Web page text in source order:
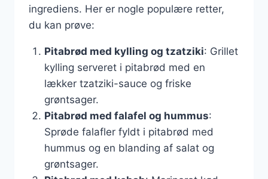
ingrediens. Her er nogle populære retter,
du kan prøve:
Pitabrød med kylling og tzatziki: Grillet
kylling serveret i pitabrød med en
lækker tzatziki-sauce og friske
grøntsager.
Pitabrød med falafel og hummus:
Sprøde falafler fyldt i pitabrød med
hummus og en blanding af salat og
grøntsager.